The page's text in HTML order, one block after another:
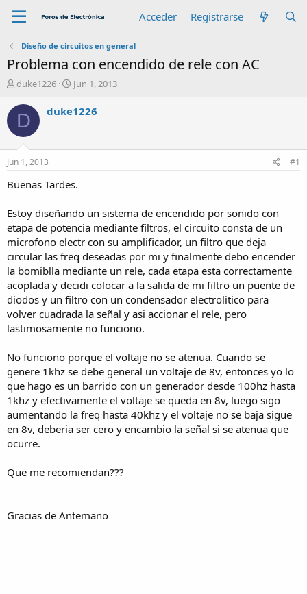
Acceder Registrarse
Diseño de circuitos en general
Problema con encendido de rele con AC
A
t
r
duke1226
F
c
n
i
o
Jun 1, 2013
D duke1226
Jun 1, 2013 #1
Buenas Tardes.
Estoy diseñando un sistema de encendido por sonido con
etapa de potencia mediante filtros, el circuito consta de un
microfono electr con su amplificador, un filtro que deja
circular las freq deseadas por mi y finalmente debo encender
la bomiblla mediante un rele, cada etapa esta correctamente
acoplada y decidi colocar a la salida de mi filtro un puente de
diodos y un filtro con un condensador electrolitico para
volver cuadrada la señal y asi accionar el rele, pero
lastimosamente no funciono.
No funciono porque el voltaje no se atenua. Cuando se
genere 1khz se debe general un voltaje de 8v, entonces yo lo
que hago es un barrido con un generador desde 100hz hasta
1khz y efectivamente el voltaje se queda en 8v, luego sigo
aumentando la freq hasta 40khz y el voltaje no se baja sigue
en 8v, deberia ser cero y encambio la señal si se atenua que
ocurre.
Que me recomiendan???
Gracias de Antemano